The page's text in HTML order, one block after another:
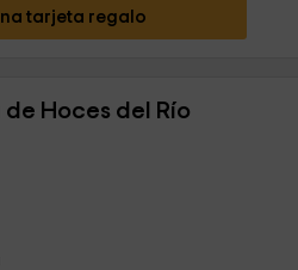
tarjeta regalo
Hoces del Río